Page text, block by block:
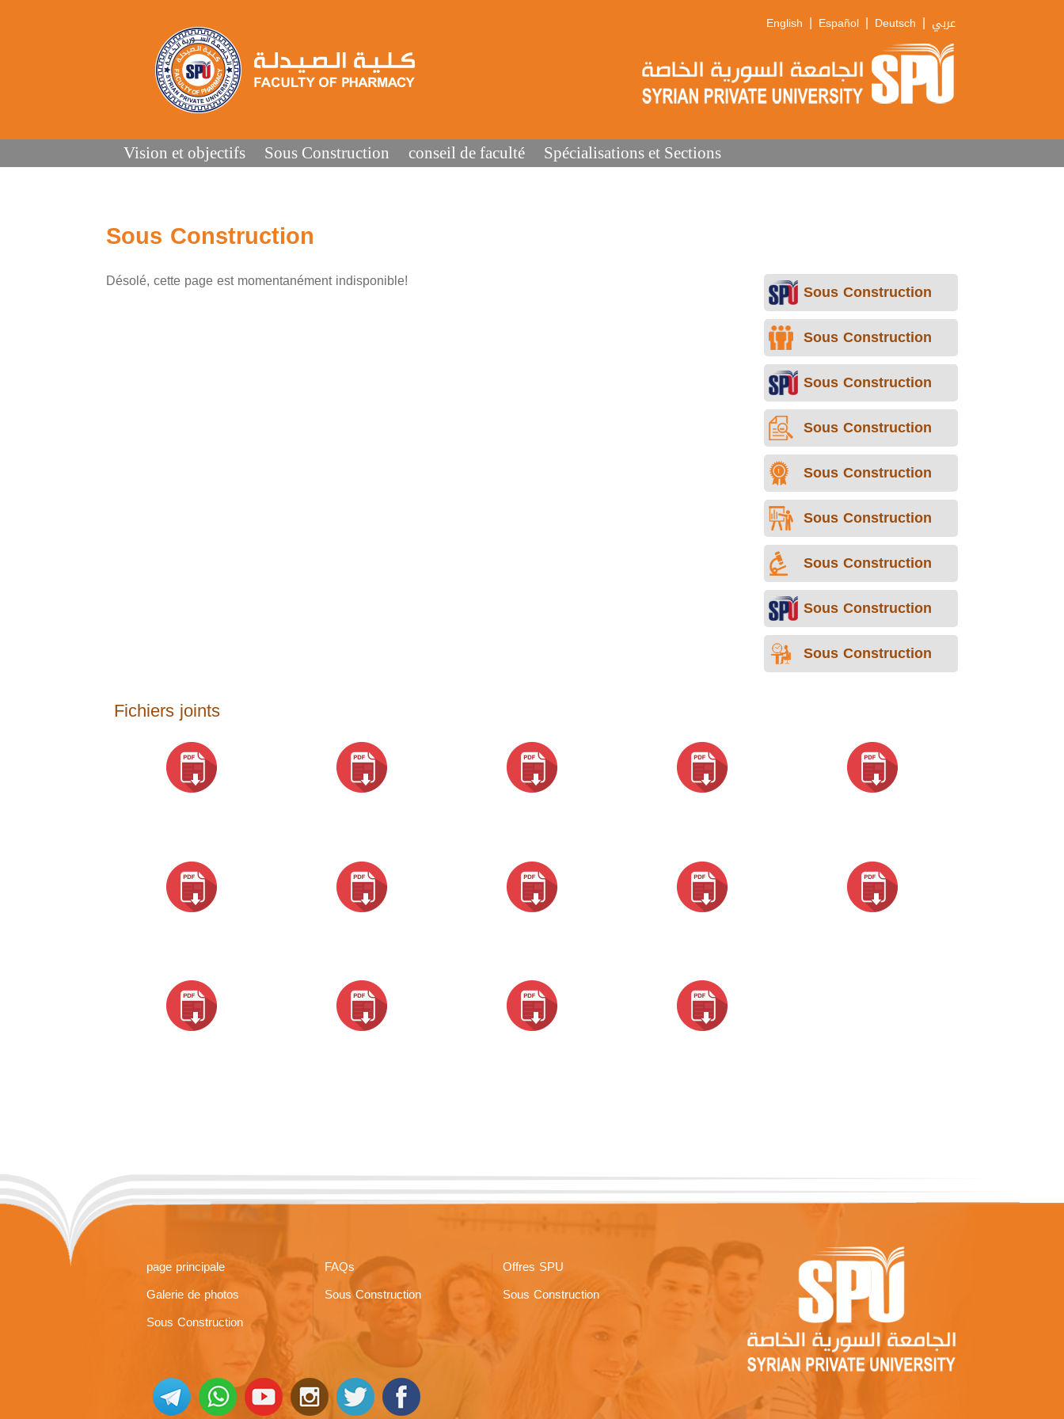
English | Español | Deutsch | عربي
Vision et objectifs Sous Construction conseil de faculté Spécialisations et Sections
Sous Construction
Sous Construction
Sous Construction
Sous Construction
Sous Construction
Sous Construction
Sous Construction
Sous Construction
Sous Construction
Sous Construction
Désolé, cette page est momentanément indisponible!
Fichiers joints
page principale FAQs
Offres SPU
Galerie de photos
Sous Construction
Sous Construction
Sous Construction